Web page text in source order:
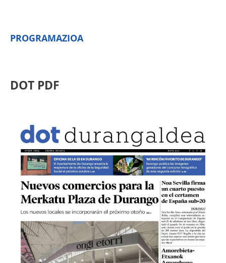
PROGRAMAZIOA
DOT PDF